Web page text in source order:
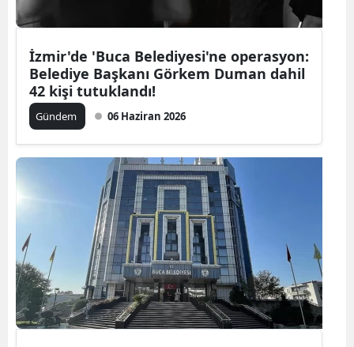
İzmir'de 'Buca Belediyesi'ne operasyon:
Belediye Başkanı Görkem Duman dahil
42 kişi tutuklandı!
Gündem 06 Haziran 2026